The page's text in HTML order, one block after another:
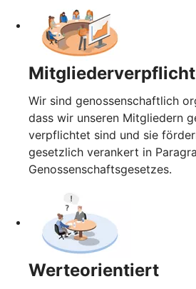
Wir sind genossenschaftlich
dass wir unseren Mitgliedern
verpflichtet sind und sie
gesetzlich verankert in
Genossenschaftsgesetzes.
Werteorientiert